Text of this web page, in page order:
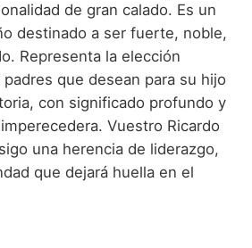
de gran calado. Es un
destinado a ser fuerte, noble,
Representa la elección
que desean para su hijo
con significado profundo y
Vuestro Ricardo
una herencia de liderazgo,
que dejará huella en el